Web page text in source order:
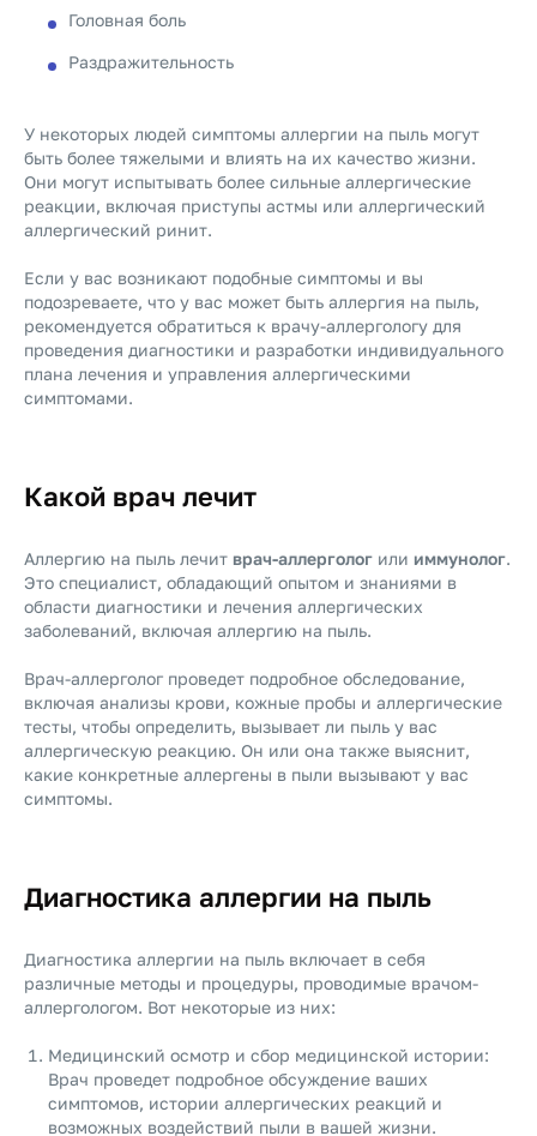
Головная боль
Раздражительность
У некоторых людей симптомы аллергии на пыль могут
быть более тяжелыми и влиять на их качество жизни.
Они могут испытывать более сильные аллергические
реакции, включая приступы астмы или аллергический
аллергический ринит.
Если у вас возникают подобные симптомы и вы
подозреваете, что у вас может быть аллергия на пыль,
рекомендуется обратиться к врачу-аллергологу для
проведения диагностики и разработки индивидуального
плана лечения и управления аллергическими
симптомами.
Какой врач лечит
Аллергию на пыль лечит врач-аллерголог или иммунолог.
Это специалист, обладающий опытом и знаниями в
области диагностики и лечения аллергических
заболеваний, включая аллергию на пыль.
Врач-аллерголог проведет подробное обследование,
включая анализы крови, кожные пробы и аллергические
тесты, чтобы определить, вызывает ли пыль у вас
аллергическую реакцию. Он или она также выяснит,
какие конкретные аллергены в пыли вызывают у вас
симптомы.
Диагностика аллергии на пыль
Диагностика аллергии на пыль включает в себя
различные методы и процедуры, проводимые врачом-
аллергологом. Вот некоторые из них:
Медицинский осмотр и сбор медицинской истории:
Врач проведет подробное обсуждение ваших
симптомов, истории аллергических реакций и
возможных воздействий пыли в вашей жизни.